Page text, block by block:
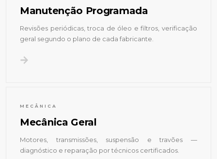
Manutenção Programada
Revisões periódicas, troca de óleo e filtros, verificação
geral segundo o plano de cada fabricante.
MECÂNICA
Mecânica Geral
Motores, transmissões, suspensão e travões —
diagnóstico e reparação por técnicos certificados.